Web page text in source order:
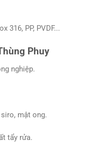
316, PP, PVDF...
Phuy
nghiệp.
mật ong.
tẩy rửa.